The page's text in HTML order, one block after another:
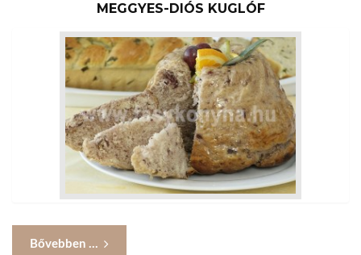
MEGGYES-DIÓS KUGLÓF
Bővebben ...